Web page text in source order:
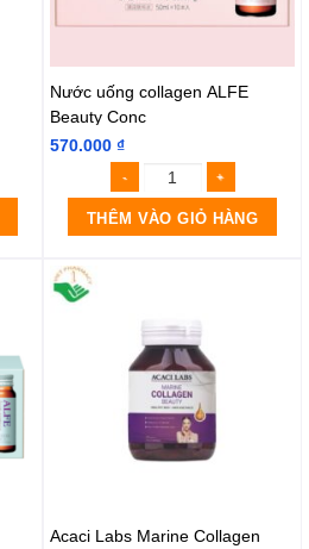
Nước uống collagen ALFE
Beauty Conc
570.000 ₫
THÊM VÀO GIỎ HÀNG
Acaci Labs Marine Collagen